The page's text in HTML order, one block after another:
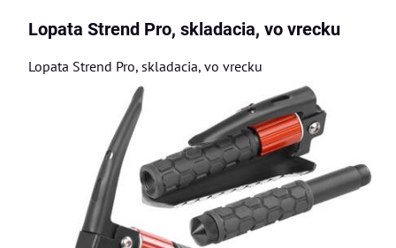
Lopata Strend Pro, skladacia, vo vrecku
Lopata Strend Pro, skladacia, vo vrecku